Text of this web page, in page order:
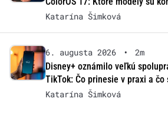
Katarína Šimková
6. augusta 2026 •
2m
Disney+ oznámilo veľkú
TikTok: Čo prinesie v praxi a čo
Katarína Šimková